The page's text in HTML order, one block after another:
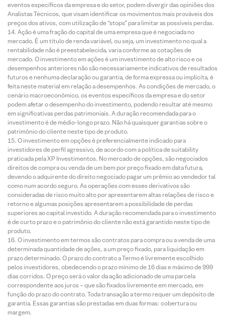
eventos específicos da empresa e do setor, podem divergir das opiniões dos
Analistas Técnicos, que visam identificar os movimentos mais prováveis dos
preços dos ativos, com utilização de “stops” para limitar as possíveis perdas.
Ação é uma fração do capital de uma empresa que é negociada no
mercado. É um título de renda variável, ou seja, um investimento no qual a
rentabilidade não é preestabelecida, varia conforme as cotações de
mercado. O investimento em ações é um investimento de alto risco e os
desempenhos anteriores não são necessariamente indicativos de resultados
futuros e nenhuma declaração ou garantia, de forma expressa ou implícita, é
feita neste material em relação a desempenhos. As condições de mercado, o
cenário macroeconômico, os eventos específicos da empresa e do setor
podem afetar o desempenho do investimento, podendo resultar até mesmo
em significativas perdas patrimoniais. A duração recomendada para o
investimento é de médio-longo prazo. Não há quaisquer garantias sobre o
patrimônio do cliente neste tipo de produto.
O investimento em opções é preferencialmente indicado para
investidores de perfil agressivo, de acordo com a política de suitability
praticada pela XP Investimentos. No mercado de opções, são negociados
direitos de compra ou venda de um bem por preço fixado em data futura,
devendo o adquirente do direito negociado pagar um prêmio ao vendedor tal
como num acordo seguro. As operações com esses derivativos são
consideradas de risco muito alto por apresentarem altas relações de risco e
retorno e algumas posições apresentarem a possibilidade de perdas
superiores ao capital investido. A duração recomendada para o investimento
é de curto prazo e o patrimônio do cliente não está garantido neste tipo de
produto.
O investimento em termos são contratos para compra ou a venda de uma
determinada quantidade de ações, a um preço fixado, para liquidação em
prazo determinado. O prazo do contrato a Termo é livremente escolhido
pelos investidores, obedecendo o prazo mínimo de 16 dias e máximo de 999
dias corridos. O preço será o valor da ação adicionado de uma parcela
correspondente aos juros – que são fixados livremente em mercado, em
função do prazo do contrato. Toda transação a termo requer um depósito de
garantia. Essas garantias são prestadas em duas formas: cobertura ou
margem.